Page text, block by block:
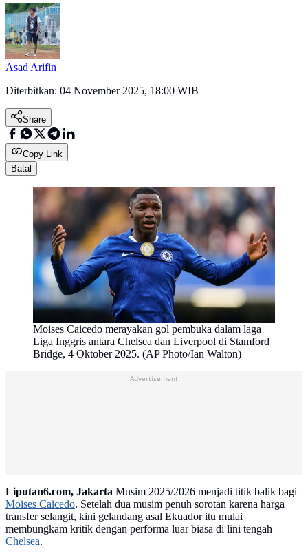
Asad Arifin
Diterbitkan: 04 November 2025, 18:00 WIB
Share
Copy Link
Batal
Moises Caicedo merayakan gol pembuka dalam laga
Liga Inggris antara Chelsea dan Liverpool di Stamford
Bridge, 4 Oktober 2025. (AP Photo/Ian Walton)
Advertisement
Liputan6.com, Jakarta Musim 2025/2026 menjadi titik balik bagi
Moises Caicedo. Setelah dua musim penuh sorotan karena harga
transfer selangit, kini gelandang asal Ekuador itu mulai
membungkam kritik dengan performa luar biasa di lini tengah
Chelsea.